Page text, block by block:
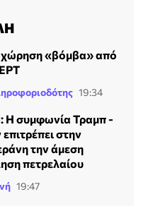
«βόμβα» από
19:34
Η συμφωνία Τραμπ -
επιτρέπει στην
την άμεση
πετρελαίου
19:47